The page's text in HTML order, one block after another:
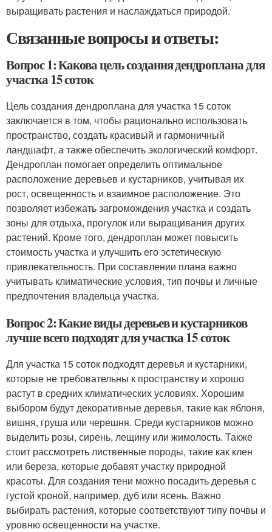
выращивать растения и наслаждаться природой.
Связанные вопросы и ответы:
Вопрос 1: Какова цель создания дендроплана для
участка 15 соток
Цель создания дендроплана для участка 15 соток
заключается в том, чтобы рационально использовать
пространство, создать красивый и гармоничный
ландшафт, а также обеспечить экологический комфорт.
Дендроплан помогает определить оптимальное
расположение деревьев и кустарников, учитывая их
рост, освещенность и взаимное расположение. Это
позволяет избежать загромождения участка и создать
зоны для отдыха, прогулок или выращивания других
растений. Кроме того, дендроплан может повысить
стоимость участка и улучшить его эстетическую
привлекательность. При составлении плана важно
учитывать климатические условия, тип почвы и личные
предпочтения владельца участка.
Вопрос 2: Какие виды деревьев и кустарников
лучше всего подходят для участка 15 соток
Для участка 15 соток подходят деревья и кустарники,
которые не требовательны к пространству и хорошо
растут в средних климатических условиях. Хорошим
выбором будут декоративные деревья, такие как яблоня,
вишня, груша или черешня. Среди кустарников можно
выделить розы, сирень, лещину или жимолость. Также
стоит рассмотреть лиственные породы, такие как клен
или береза, которые добавят участку природной
красоты. Для создания тени можно посадить деревья с
густой кроной, например, дуб или ясень. Важно
выбирать растения, которые соответствуют типу почвы и
уровню освещенности на участке.